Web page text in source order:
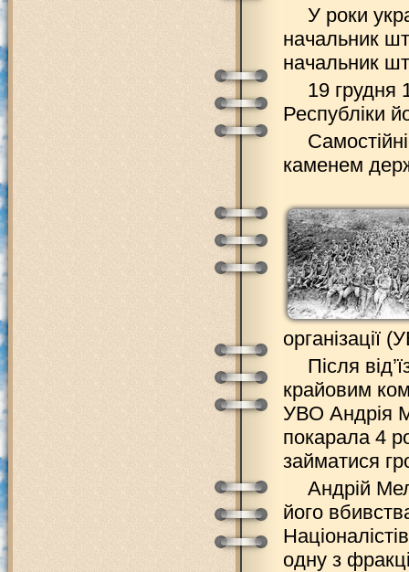
У роки
начальник
начальник
19 грудня
Республіки
каменем
організації
Після
крайовим
УВО Андрія
покарала 4
займатися
Андрій
його
одну з